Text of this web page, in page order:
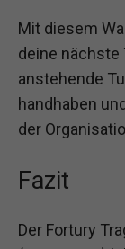
Mit diesem
deine nächste
anstehende
handhaben
der
Fazit
Der Fortury